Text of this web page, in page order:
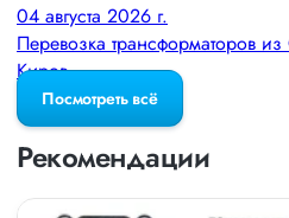
04 августа 2026 г.
Перевозка трансформаторов
Киров
Посмотреть всё
Рекомендации